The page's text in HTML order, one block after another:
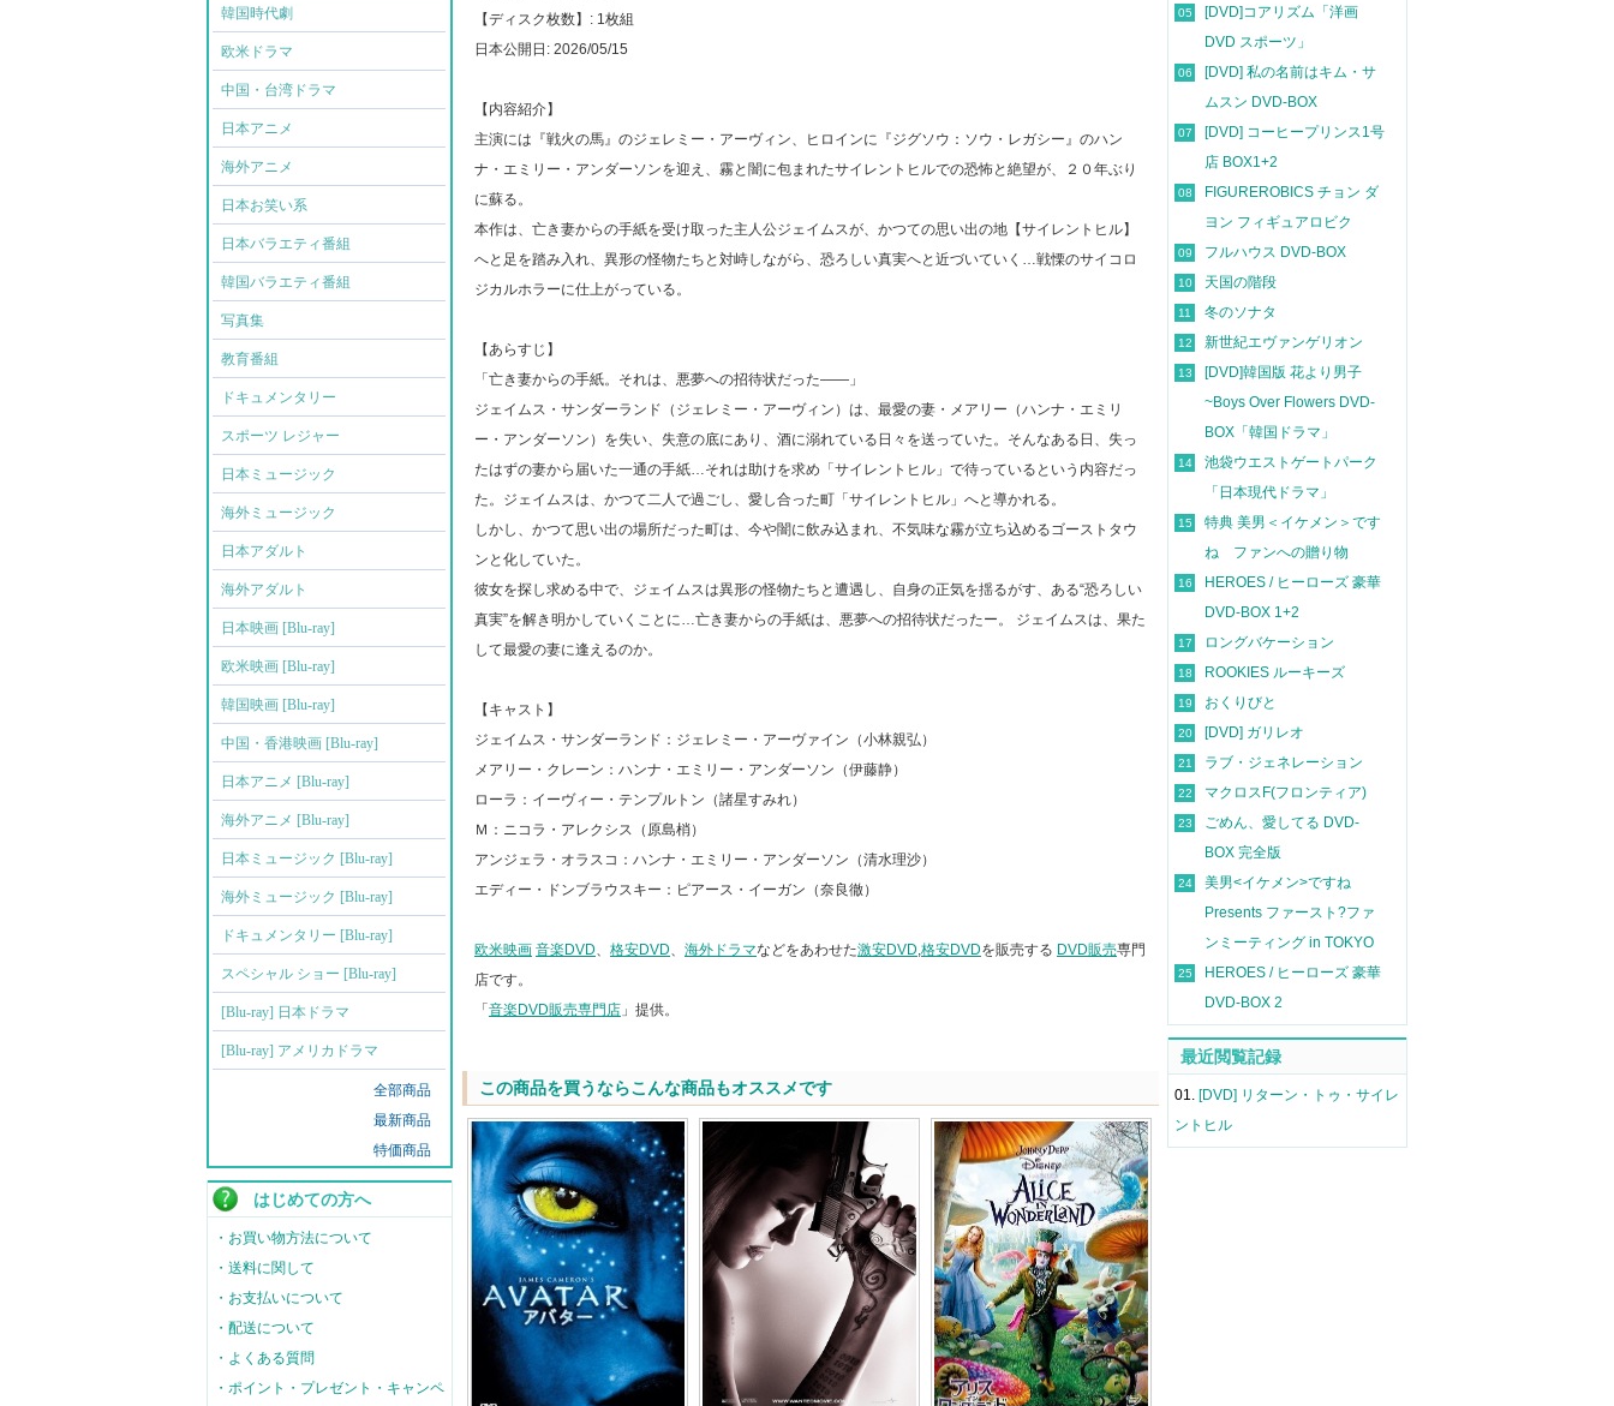
韓国時代劇
欧米ドラマ
中国・台湾ドラマ
日本アニメ
海外アニメ
日本お笑い系
日本バラエティ番組
韓国バラエティ番組
写真集
教育番組
ドキュメンタリー
スポーツ レジャー
日本ミュージック
海外ミュージック
日本アダルト
海外アダルト
日本映画 [Blu-ray]
欧米映画 [Blu-ray]
韓国映画 [Blu-ray]
中国・香港映画 [Blu-ray]
日本アニメ [Blu-ray]
海外アニメ [Blu-ray]
日本ミュージック [Blu-ray]
海外ミュージック [Blu-ray]
ドキュメンタリー [Blu-ray]
スペシャル ショー [Blu-ray]
[Blu-ray] 日本ドラマ
[Blu-ray] アメリカドラマ
全部商品
最新商品
特価商品
はじめての方へ
・お買い物方法について
・送料に関して
・お支払いについて
・配送について
・よくある質問
・ポイント・プレゼント・キャンペ
【ディスク枚数】: 1枚組
日本公開日: 2026/05/15
【内容紹介】
主演には『戦火の馬』のジェレミー・アーヴィン、ヒロインに『ジグソウ：ソウ・レガシー』のハン
ナ・エミリー・アンダーソンを迎え、霧と闇に包まれたサイレントヒルでの恐怖と絶望が、２０年ぶり
に蘇る。
本作は、亡き妻からの手紙を受け取った主人公ジェイムスが、かつての思い出の地【サイレントヒル】
へと足を踏み入れ、異形の怪物たちと対峙しながら、恐ろしい真実へと近づいていく…戦慄のサイコロ
ジカルホラーに仕上がっている。
【あらすじ】
「亡き妻からの手紙。それは、悪夢への招待状だった――」
ジェイムス・サンダーランド（ジェレミー・アーヴィン）は、最愛の妻・メアリー（ハンナ・エミリ
ー・アンダーソン）を失い、失意の底にあり、酒に溺れている日々を送っていた。そんなある日、失っ
たはずの妻から届いた一通の手紙…それは助けを求め「サイレントヒル」で待っているという内容だっ
た。ジェイムスは、かつて二人で過ごし、愛し合った町「サイレントヒル」へと導かれる。
しかし、かつて思い出の場所だった町は、今や闇に飲み込まれ、不気味な霧が立ち込めるゴーストタウ
ンと化していた。
彼女を探し求める中で、ジェイムスは異形の怪物たちと遭遇し、自身の正気を揺るがす、ある“恐ろしい
真実”を解き明かしていくことに…亡き妻からの手紙は、悪夢への招待状だったー。 ジェイムスは、果た
して最愛の妻に逢えるのか。
【キャスト】
ジェイムス・サンダーランド：ジェレミー・アーヴァイン（小林親弘）
メアリー・クレーン：ハンナ・エミリー・アンダーソン（伊藤静）
ローラ：イーヴィー・テンプルトン（諸星すみれ）
Ｍ：ニコラ・アレクシス（原島梢）
アンジェラ・オラスコ：ハンナ・エミリー・アンダーソン（清水理沙）
エディー・ドンブラウスキー：ピアース・イーガン（奈良徹）
欧米映画 音楽DVD、 格安DVD、 海外ドラマなどをあわせた激安DVD,格安DVDを販売する DVD販売専門
店です。
「 音楽DVD販売専門店 」提供。
この商品を買うならこんな商品もオススメです
05
[DVD]コアリズム「洋画
DVD スポーツ」
06
[DVD] 私の名前はキム・サ
ムスン DVD-BOX
07
[DVD] コーヒープリンス1号
店 BOX1+2
08
FIGUREROBICS チョン ダ
ヨン フィギュアロビク
09 フルハウス DVD-BOX
10 天国の階段
11 冬のソナタ
12 新世紀エヴァンゲリオン
13
[DVD]韓国版 花より男子
~Boys Over Flowers DVD-
BOX「韓国ドラマ」
14
池袋ウエストゲートパーク
「日本現代ドラマ」
15
特典 美男＜イケメン＞です
ね ファンへの贈り物
16
HEROES / ヒーローズ 豪華
DVD-BOX 1+2
17 ロングバケーション
18 ROOKIES ルーキーズ
19 おくりびと
20 [DVD] ガリレオ
21 ラブ・ジェネレーション
22 マクロスF(フロンティア)
23
ごめん、愛してる DVD-
BOX 完全版
24
美男<イケメン>ですね
Presents ファースト?ファ
ンミーティング in TOKYO
25
HEROES / ヒーローズ 豪華
DVD-BOX 2
最近閲覧記録
01. [DVD] リターン・トゥ・サイレ
ントヒル